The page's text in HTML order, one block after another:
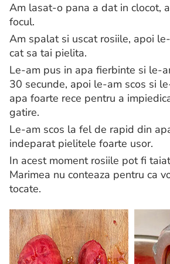
Am lasat-o pana a dat in clocot,
focul.
Am spalat si uscat rosiile, apoi
cat sa tai pielita.
Le-am pus in apa fierbinte si le-
30 secunde, apoi le-am scos si
apa foarte rece pentru a
gatire.
Le-am scos la fel de rapid din
indeparat pielitele foarte usor.
In acest moment rosiile pot fi
Marimea nu conteaza pentru ca
tocate.